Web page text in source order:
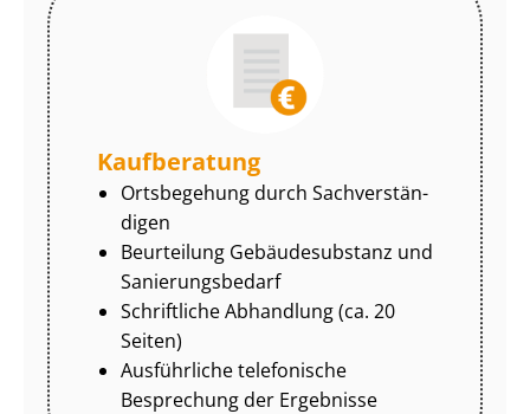
Kaufberatung
Ortsbegehung durch Sach­ver­stän­
di­gen
Beurteilung Gebäudesubstanz und
Sa­nie­rungs­be­darf
Schriftliche Abhandlung (ca. 20
Seiten)
Ausführliche telefonische
Besprechung der Ergebnisse